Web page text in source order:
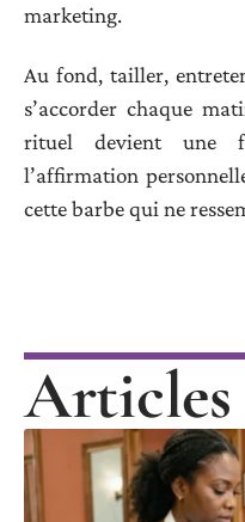
marketing.
Au fond, tailler,
s’accorder chaque
rituel devient une
l’affirmation
cette barbe qui ne
Articles